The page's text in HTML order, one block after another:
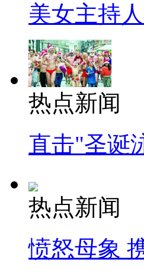
美女主持
热点新闻
直击"圣诞
热点新闻
愤怒母象